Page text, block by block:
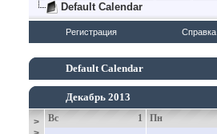
Default Calendar
Регистрация Справка
Default Calendar
Декабрь 2013
>
1
Вс Пн